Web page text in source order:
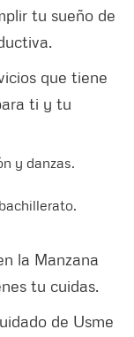
tu sueño de
que tiene
ti y tu
y danzas.
la Manzana
tu cuidas.
de Usme